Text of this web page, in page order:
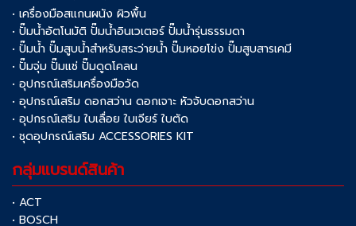
• เครื่องมือสแกนผนัง ผิวพื้น
• ปั๊มน้ำอัตโนมัติ ปั๊มน้ำอินเวเตอร์ ปั๊มน้ำรุ่นธรรมดา
• ปั๊มน้ำ ปั๊มสูบน้ำสำหรับสระว่ายน้ำ ปั๊มหอยโข่ง ปั๊มสูบสารเคมี
• ปั๊มจุ่ม ปั๊มแช่ ปั๊มดูดโคลน
• อุปกรณ์เสริมเครื่องมือวัด
• อุปกรณ์เสริม ดอกสว่าน ดอกเจาะ หัวจับดอกสว่าน
• อุปกรณ์เสริม ใบเลื่อย ใบเจียร์ ใบตัด
• ชุดอุปกรณ์เสริม ACCESSORIES KIT
กลุ่มแบรนด์สินค้า
• ACT
• BOSCH